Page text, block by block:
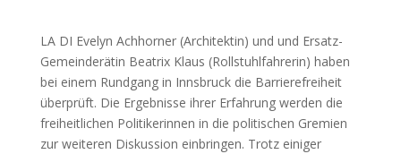
LA DI Evelyn Achhorner (Architektin) und und Ersatz-
Gemeinderätin Beatrix Klaus (Rollstuhlfahrerin) haben
bei einem Rundgang in Innsbruck die Barrierefreiheit
überprüft. Die Ergebnisse ihrer Erfahrung werden die
freiheitlichen Politikerinnen in die politischen Gremien
zur weiteren Diskussion einbringen. Trotz einiger